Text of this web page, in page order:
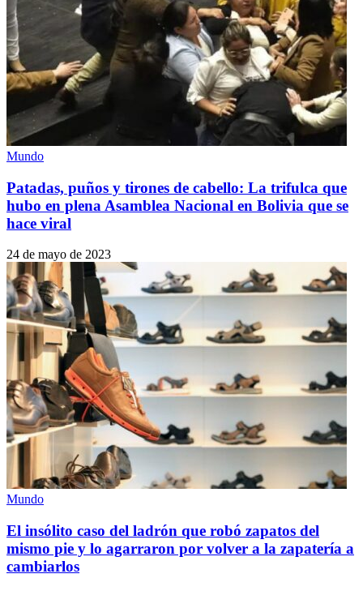
Mundo
Patadas, puños y tirones de cabello: La trifulca que
hubo en plena Asamblea Nacional en Bolivia que se
hace viral
24 de mayo de 2023
Mundo
El insólito caso del ladrón que robó zapatos del
mismo pie y lo agarraron por volver a la zapatería a
cambiarlos